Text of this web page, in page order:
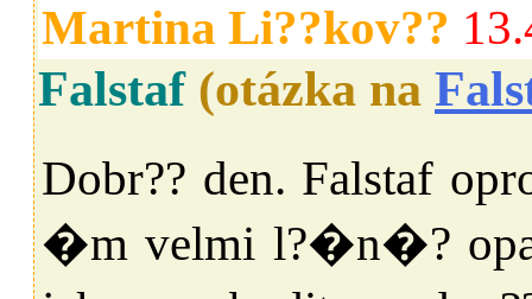
Martina Li??kov??
Falstaf (otázka na
Dobr?? den. Falstaf
�m velmi l?�n�?